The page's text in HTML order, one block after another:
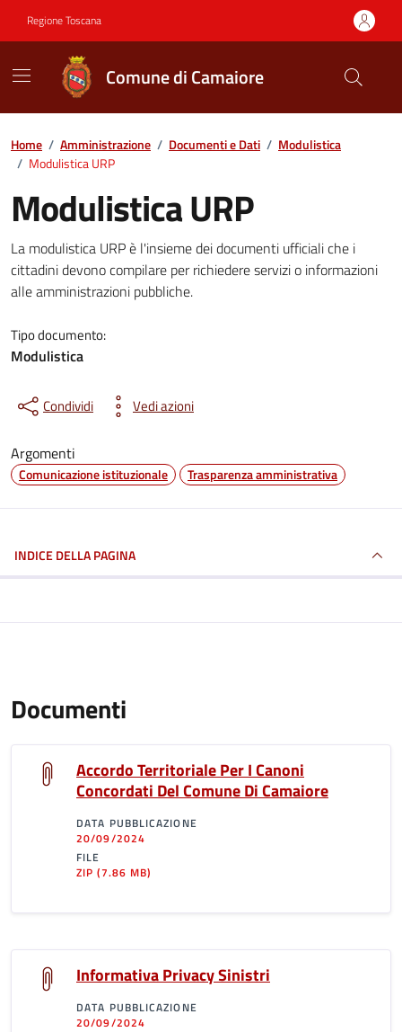
Regione Toscana
Comune di Camaiore
Contenuti in evidenza
Home / Amministrazione / Documenti e Dati / Modulistica
/ Modulistica URP
Modulistica URP
Dettagli del documento
La modulistica URP è l'insieme dei documenti ufficiali che i
cittadini devono compilare per richiedere servizi o informazioni
alle amministrazioni pubbliche.
Tipo documento:
Modulistica
Condividi Vedi azioni
Argomenti
Comunicazione istituzionale Trasparenza amministrativa
INDICE DELLA PAGINA
Documenti
Accordo Territoriale Per I Canoni
Concordati Del Comune Di Camaiore
DATA PUBBLICAZIONE
20/09/2024
FILE
ZIP(7.86 MB)
Informativa Privacy Sinistri
DATA PUBBLICAZIONE
20/09/2024